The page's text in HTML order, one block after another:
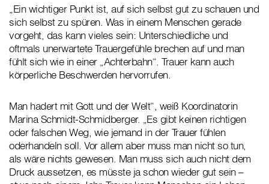
„Ein wichtiger Punkt ist, auf sich selbst gut zu schauen und
sich selbst zu spüren. Was in einem Menschen gerade
vorgeht, das kann vieles sein: Unterschiedliche und
oftmals unerwartete Trauergefühle brechen auf und man
fühlt sich wie in einer „Achterbahn“. Trauer kann auch
körperliche Beschwerden hervorrufen.
Man hadert mit Gott und der Welt“, weiß Koordinatorin
Marina Schmidt-Schmidberger. „Es gibt keinen richtigen
oder falschen Weg, wie jemand in der Trauer fühlen
oderhandeln soll. Vor allem aber muss man nicht so tun,
als wäre nichts gewesen. Man muss sich auch nicht dem
Druck aussetzen, es müsste ja schon wieder gut sein –